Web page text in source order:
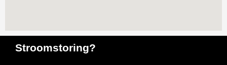
Stroomstoring?